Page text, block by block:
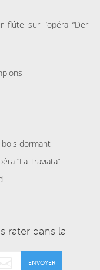
flûte sur l’opéra “Der
bois dormant
“La Traviata“
rater dans la
ENVOYER